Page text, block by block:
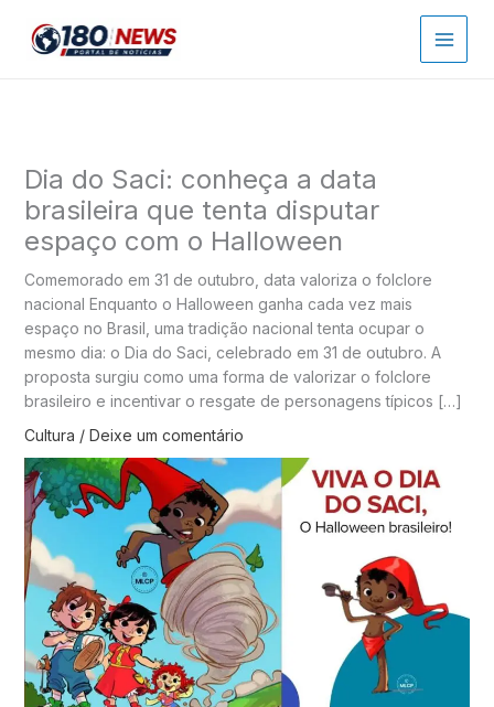
para
Dia do Saci: conheça a data
brasileira que tenta disputar
espaço com o Halloween
Comemorado em 31 de outubro, data valoriza o folclore
nacional Enquanto o Halloween ganha cada vez mais
espaço no Brasil, uma tradição nacional tenta ocupar o
mesmo dia: o Dia do Saci, celebrado em 31 de outubro. A
proposta surgiu como uma forma de valorizar o folclore
brasileiro e incentivar o resgate de personagens típicos […]
Cultura / Deixe um comentário